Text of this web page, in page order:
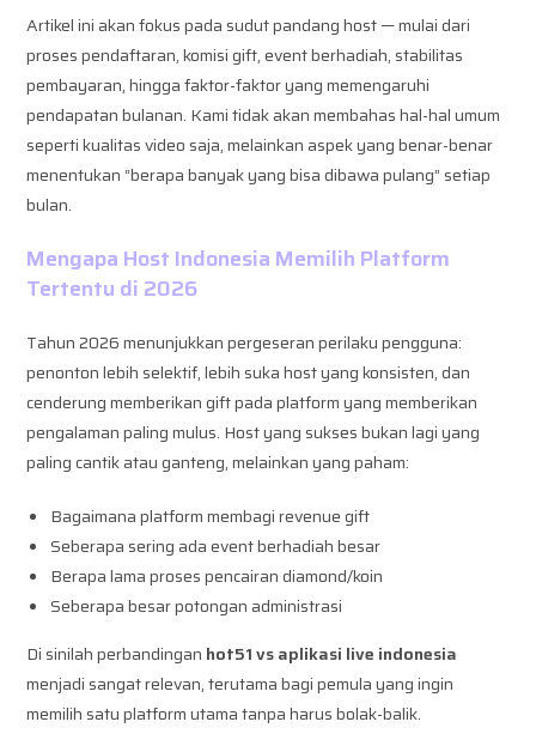
Artikel ini akan fokus pada sudut pandang host — mulai dari
proses pendaftaran, komisi gift, event berhadiah, stabilitas
pembayaran, hingga faktor-faktor yang memengaruhi
pendapatan bulanan. Kami tidak akan membahas hal-hal umum
seperti kualitas video saja, melainkan aspek yang benar-benar
menentukan “berapa banyak yang bisa dibawa pulang” setiap
bulan.
Mengapa Host Indonesia Memilih Platform
Tertentu di 2026
Tahun 2026 menunjukkan pergeseran perilaku pengguna:
penonton lebih selektif, lebih suka host yang konsisten, dan
cenderung memberikan gift pada platform yang memberikan
pengalaman paling mulus. Host yang sukses bukan lagi yang
paling cantik atau ganteng, melainkan yang paham:
Bagaimana platform membagi revenue gift
Seberapa sering ada event berhadiah besar
Berapa lama proses pencairan diamond/koin
Seberapa besar potongan administrasi
Di sinilah perbandingan hot51 vs aplikasi live indonesia
menjadi sangat relevan, terutama bagi pemula yang ingin
memilih satu platform utama tanpa harus bolak-balik.